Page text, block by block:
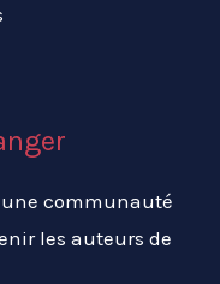
communauté
les auteurs de